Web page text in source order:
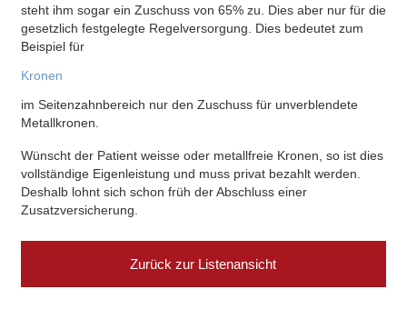
steht ihm sogar ein Zuschuss von 65% zu. Dies aber nur für die
gesetzlich festgelegte Regelversorgung. Dies bedeutet zum
Beispiel für
Kronen
im Seitenzahnbereich nur den Zuschuss für unverblendete
Metallkronen.
Wünscht der Patient weisse oder metallfreie Kronen, so ist dies
vollständige Eigenleistung und muss privat bezahlt werden.
Deshalb lohnt sich schon früh der Abschluss einer
Zusatzversicherung.
Zurück zur Listenansicht